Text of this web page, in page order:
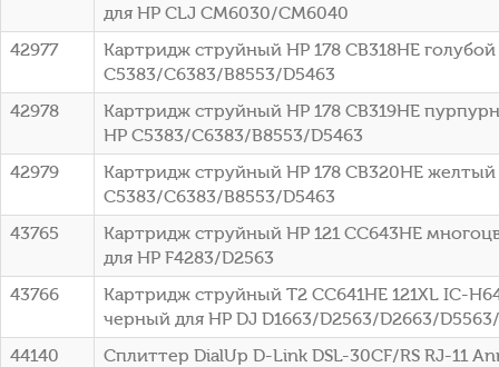
для HP CLJ CM6030/CM6040
42977
Картридж струйный HP 178 CB318HE голубой
C5383/C6383/B8553/D5463
42978
Картридж струйный HP 178 CB319HE
HP C5383/C6383/B8553/D5463
42979
Картридж струйный HP 178 CB320HE желтый
C5383/C6383/B8553/D5463
43765
Картридж струйный HP 121 CC643HE
для HP F4283/D2563
43766
Картридж струйный T2 CC641HE 121XL IC-
черный для HP DJ D1663/D2563/D2663/
44140
Сплиттер DialUp D-Link DSL-30CF/RS RJ-11